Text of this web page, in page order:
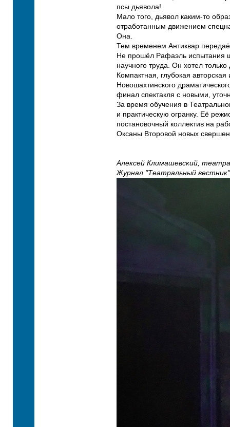
псы дьявола!
Мало того, дьявол каким-то
отработанным движением
Она.
Тем временем Антиквар
Не прошёл Рафаэль испытания
научного труда. Он хотел только
Компактная, глубокая
Новошахтинского
финал спектакля с новыми,
За время обучения в
и практическую огранку. Её
постановочный коллектив на
Оксаны Второвой новых
Алексей Климашевский,
Журнал "Театральный